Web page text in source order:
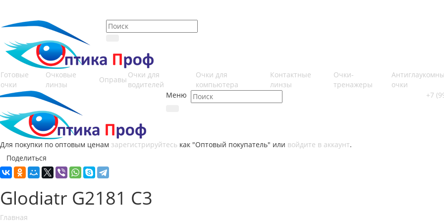
Готовые
очки
Очковые
линзы
Оправы
Очки для
водителей
Очки для
компьютера
Контактные
линзы
Очки-
тренажеры
очки
Меню
+7
Для покупки по оптовым ценам зарегистрируйтесь как "Оптовый покупатель" или войдите в аккаунт.
Поделиться
Glodiatr G2181 C3
Главная